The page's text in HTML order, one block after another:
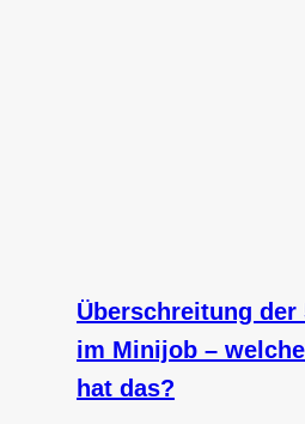
Überschreitung der
im Minijob –
hat das?